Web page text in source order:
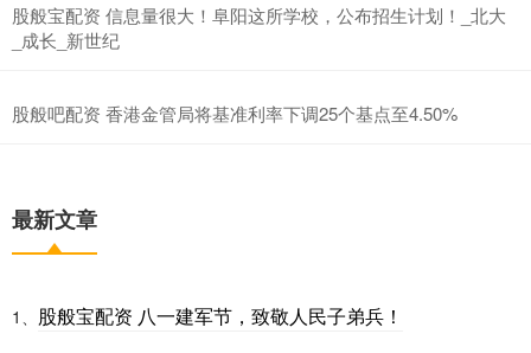
股般宝配资 信息量很大！阜阳这所学校，公布招生计划！_北大
_成长_新世纪
股般吧配资 香港金管局将基准利率下调25个基点至4.50%
最新文章
1、 股般宝配资 八一建军节，致敬人民子弟兵！